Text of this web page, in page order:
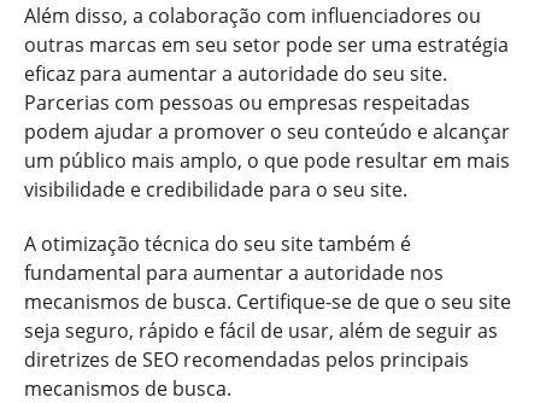
Além disso, a colaboração com influenciadores ou
outras marcas em seu setor pode ser uma estratégia
eficaz para aumentar a autoridade do seu site.
Parcerias com pessoas ou empresas respeitadas
podem ajudar a promover o seu conteúdo e alcançar
um público mais amplo, o que pode resultar em mais
visibilidade e credibilidade para o seu site.
A otimização técnica do seu site também é
fundamental para aumentar a autoridade nos
mecanismos de busca. Certifique-se de que o seu site
seja seguro, rápido e fácil de usar, além de seguir as
diretrizes de SEO recomendadas pelos principais
mecanismos de busca.